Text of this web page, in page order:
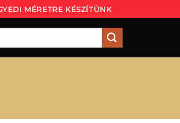
MÉRETRE KÉSZÍTÜNK